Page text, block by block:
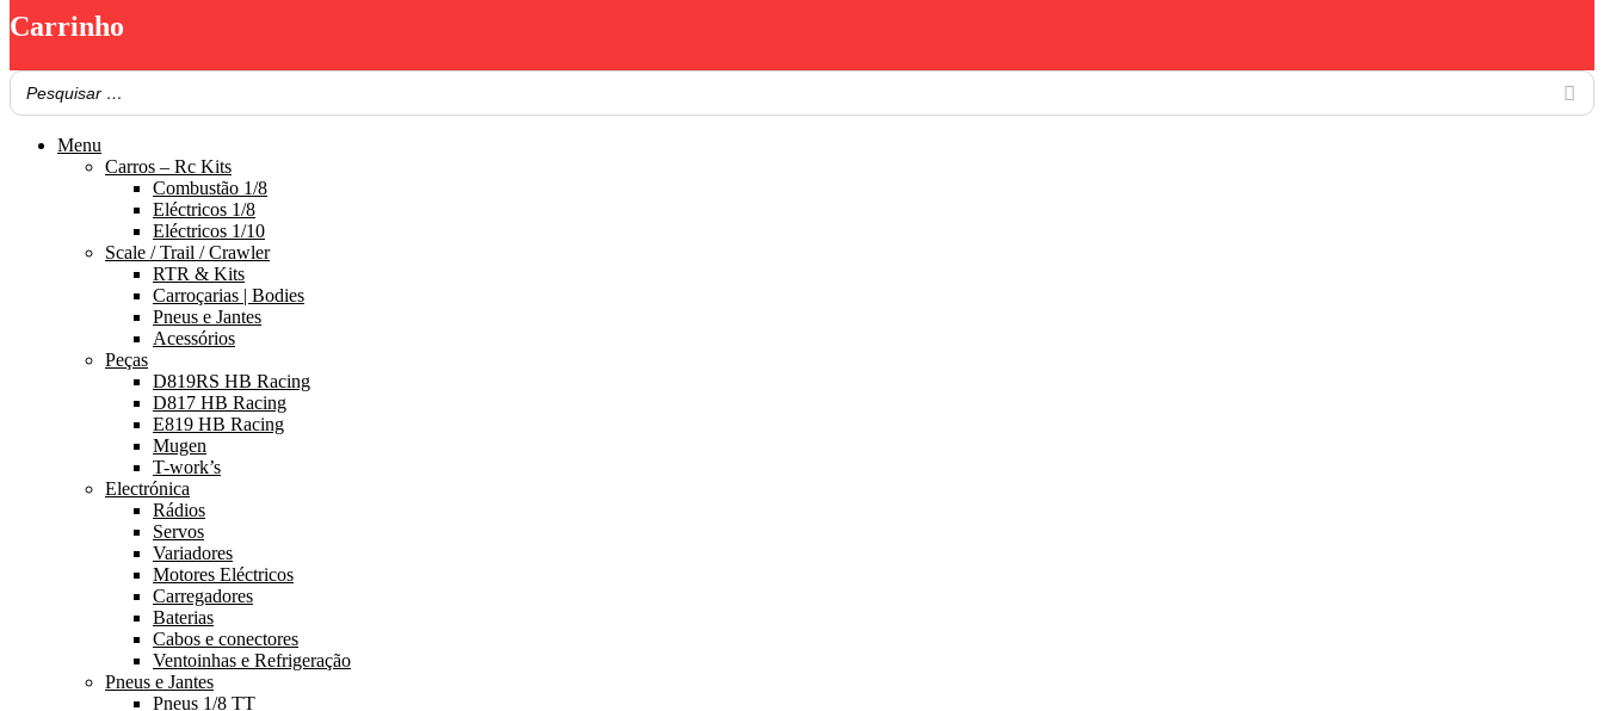
Carrinho
Menu
Carros – Rc Kits
Combustão 1/8
Eléctricos 1/8
Eléctricos 1/10
Scale / Trail / Crawler
RTR & Kits
Carroçarias | Bodies
Pneus e Jantes
Acessórios
Peças
D819RS HB Racing
D817 HB Racing
E819 HB Racing
Mugen
T-work’s
Electrónica
Rádios
Servos
Variadores
Motores Eléctricos
Carregadores
Baterias
Cabos e conectores
Ventoinhas e Refrigeração
Pneus e Jantes
Pneus 1/8 TT